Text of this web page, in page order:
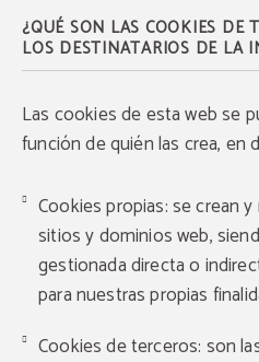
¿QUÉ SON LAS COOKIES DE
LOS DESTINATARIOS DE LA
Las cookies de esta web se
función de quién las crea, en
Cookies propias: se crean
sitios y dominios web,
gestionada directa o
para nuestras propias
Cookies de terceros: son